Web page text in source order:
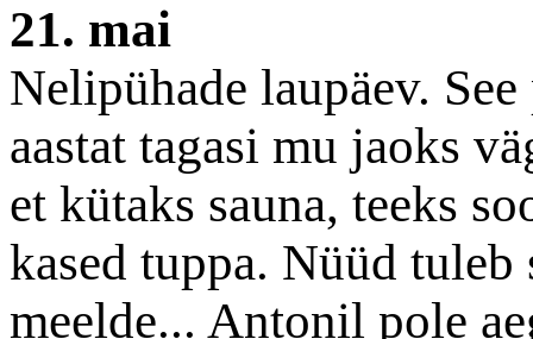
21. mai
Nelipühade laupäev.
aastat tagasi mu jaoks
et kütaks sauna, teeks
kased tuppa. Nüüd
meelde... Antonil pole